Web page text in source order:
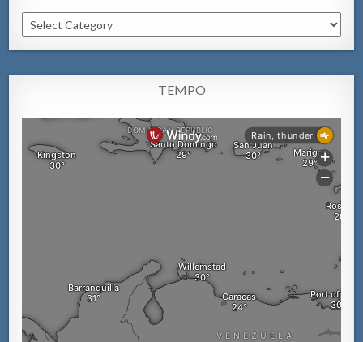
Categorianan
TEMPO